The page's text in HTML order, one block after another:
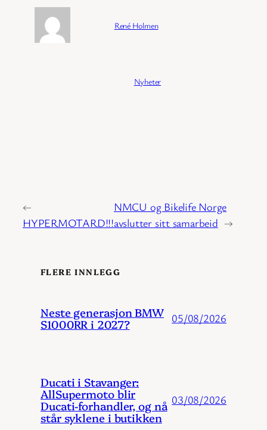
René Holmen
Nyheter
←
HYPERMOTARD!!!
NMCU og Bikelife Norge
avslutter sitt samarbeid →
FLERE INNLEGG
Neste generasjon BMW
S1000RR i 2027? 05/08/2026
Ducati i Stavanger:
AllSupermoto blir
Ducati-forhandler, og nå
står syklene i butikken
03/08/2026